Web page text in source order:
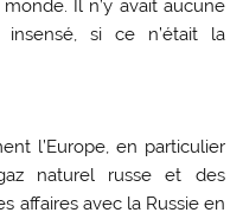
Il n’y avait aucune
si ce n’était la
l’Europe, en particulier
naturel russe et des
affaires avec la Russie en